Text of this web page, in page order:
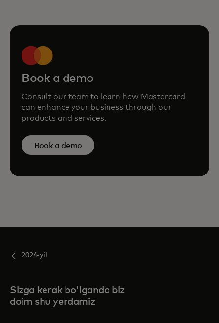
Book a demo
Consult our team to learn how Mastercard
can enhance your business through our
products and services.
Book a demo
2024-yil
Sizga kerak bo'lganda biz
doim shu yerdamiz